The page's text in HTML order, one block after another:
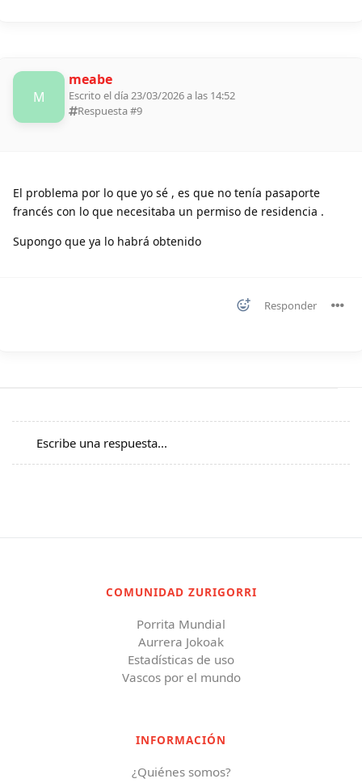
M
meabe
Escrito el día 23/03/2026 a las 14:52
Respuesta #9
El problema por lo que yo sé , es que no tenía pasaporte
francés con lo que necesitaba un permiso de residencia .
Supongo que ya lo habrá obtenido
Responder
Escribe una respuesta...
COMUNIDAD ZURIGORRI
Porrita Mundial
Aurrera Jokoak
Estadísticas de uso
Vascos por el mundo
INFORMACIÓN
¿Quiénes somos?